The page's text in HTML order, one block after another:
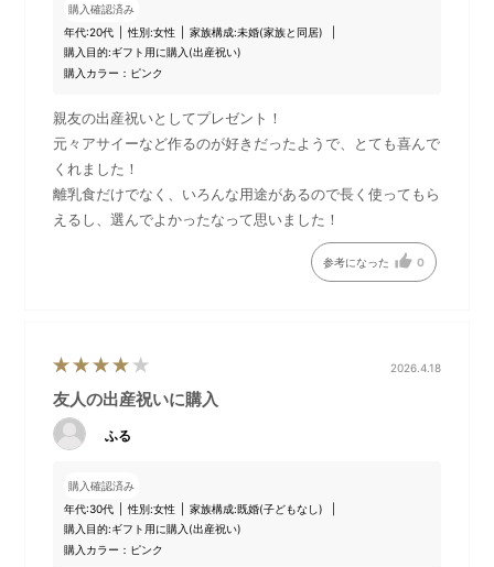
いつもの家事がもっと愉しく、ずっとラクになる頼もし
いマルチスティックブレンダー2を「HELLO NEW
豪華な箔押し仕様できらめくスター柄がかわいい、ご出
産祝いにぴったりのギフトです。
購入確認済み
年代:20代 性別:女性 家族構成:未婚(家族と同居)
購入目的:ギフト用に購入(出産祝い)
購入カラー：ピンク
親友の出産祝いとしてプレゼント！
元々アサイーなど作るのが好きだったようで、とても喜んで
くれました！
離乳食だけでなく、いろんな用途があるので長く使ってもら
えるし、選んでよかったなって思いました！
参考になった 0
2026.4.18
友人の出産祝いに購入
ふる
購入確認済み
年代:30代 性別:女性 家族構成:既婚(子どもなし)
購入目的:ギフト用に購入(出産祝い)
購入カラー：ピンク